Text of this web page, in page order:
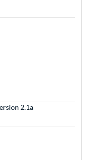
2.1a